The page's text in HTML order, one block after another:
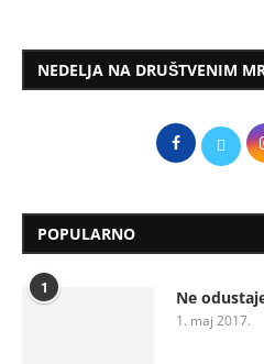
NEDELJA NA DRUŠTVENIM
POPULARNO
1 Ne
1. maj 2017.